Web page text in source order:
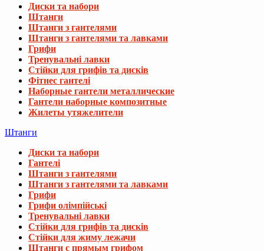
Диски та набори
Штанги
Штанги з гантелями
Штанги з гантелями та лавками
Грифи
Тренувальні лавки
Стійки для грифів та дисків
Фітнес гантелі
Наборные гантели металлические
Гантели наборные композитные
Жилеты утяжелители
Штанги
Диски та набори
Гантелі
Штанги з гантелями
Штанги з гантелями та лавками
Грифи
Грифи олімпійські
Тренувальні лавки
Стійки для грифів та дисків
Стійки для жиму лежачи
Штанги с прямым грифом